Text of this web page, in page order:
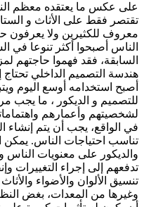
ما يعتقده معظم الناس،
فقط على الأثاث و الستائر . لا
للكثيرين ولا يعرفون حتى أن
أصبحوا أكثر تنوعا في
فقد فهموا حاجتهم لمزيد
التصميم الداخلي تحتاج إلى
أوسع اليوم ويتبع
و الديكور ، ما يجب
وأعمارهم واهتماماتهم و
يجب أن يتم إنشاء
احتياجات الناس. يمكن اعتبار
على معنويات الناس
إلى إجراء التغييرات وإنفاق
الألوان والأضواء والأثاث و
من المعدات، بغض النظر عن